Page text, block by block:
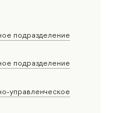
подразделение
подразделение
управленческое